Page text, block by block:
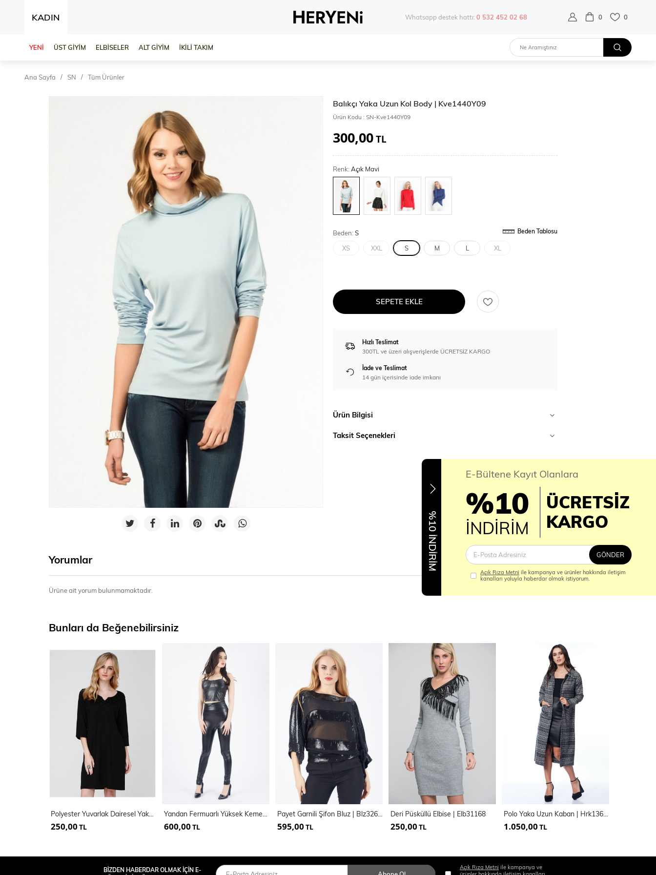
KADIN Whatsapp destek hattı:0 532 452 02 68 0 0
YENİ ÜST GİYİM ELBİSELER ALT GİYİM İKİLİ TAKIM
Ana Sayfa SN Tüm Ürünler
Balıkçı Yaka Uzun Kol Body | Kve1440Y09
Ürün Kodu : SN-Kve1440Y09
300,00TL
Renk:Açık Mavi
Beden:S Beden Tablosu
XS XXL S M L XL
SEPETE EKLE
Hızlı Teslimat
300TL ve üzeri alışverişlerde ÜCRETSİZ KARGO
İade ve Teslimat
14 gün içerisinde iade imkanı
Ürün Bilgisi
Taksit Seçenekleri
Yorumlar
Ürüne ait yorum bulunmamaktadır.
Bunları da Beğenebilirsiniz
Polyester Yuvarlak Dairesel Yakalı U.Kol Dalgıç Elbise | Elb13547
250,00 TL
Yandan Fermuarlı Yüksek Kemerli Şardonlu Deri Tayt | Tyt33138
600,00 TL
Payet Garnili Şifon Bluz | Blz32684
595,00 TL
Deri Püsküllü Elbise | Elb31168
250,00 TL
Polo Yaka Uzun Kaban | Hrk13693
1.050,00 TL
%10 İNDİRİM
E-Bültene Kayıt Olanlara
%10
İNDİRİM
ÜCRETSİZ
KARGO
GÖNDER
Açık Rıza Metni ile kampanya ve ürünler hakkında iletişim
kanalları yoluyla haberdar olmak istiyorum.
BİZDEN HABERDAR OLMAK İÇİN E-
Açık Rıza Metni ile kampanya ve